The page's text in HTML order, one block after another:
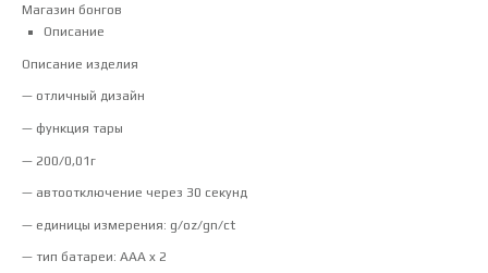
Магазин бонгов
Описание
Описание изделия
— отличный дизайн
— функция тары
— 200/0,01г
— автоотключение через 30 секунд
— единицы измерения: g/oz/gn/ct
— тип батареи: AAA x 2